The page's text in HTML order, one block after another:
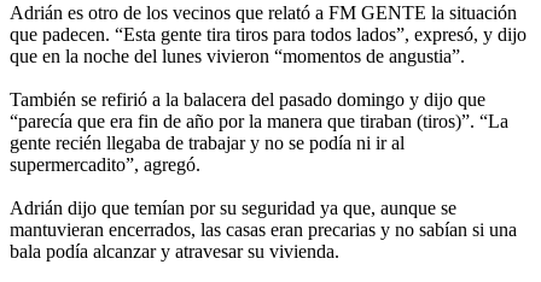
Adrián es otro de los vecinos que relató a FM GENTE la situación
que padecen. “Esta gente tira tiros para todos lados”, expresó, y dijo
que en la noche del lunes vivieron “momentos de angustia”.
También se refirió a la balacera del pasado domingo y dijo que
“parecía que era fin de año por la manera que tiraban (tiros)”. “La
gente recién llegaba de trabajar y no se podía ni ir al
supermercadito”, agregó.
Adrián dijo que temían por su seguridad ya que, aunque se
mantuvieran encerrados, las casas eran precarias y no sabían si una
bala podía alcanzar y atravesar su vivienda.